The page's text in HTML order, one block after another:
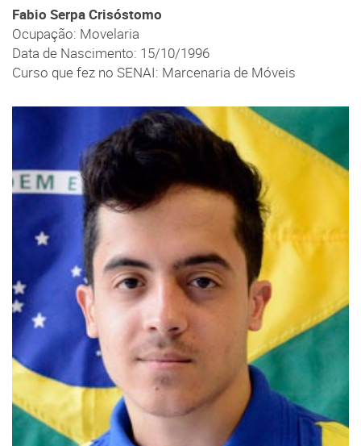
Fabio Serpa Crisóstomo
Ocupação: Movelaria
Data de Nascimento: 15/10/1996
Curso que fez no SENAI: Marcenaria de Móveis